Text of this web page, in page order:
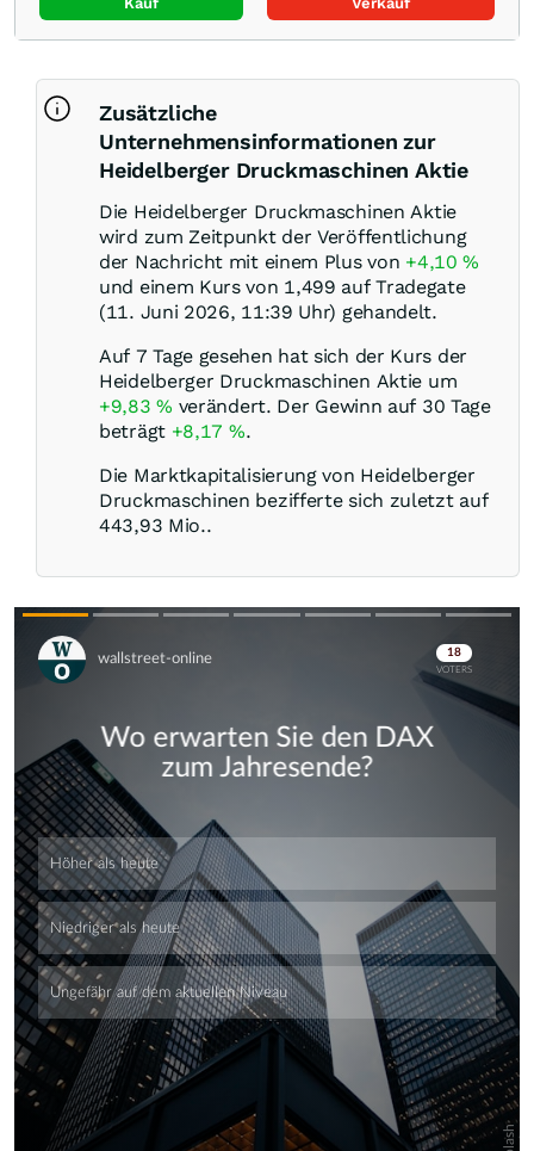
Zusätzliche
Unternehmensinformationen zur
Heidelberger Druckmaschinen Aktie
Die Heidelberger Druckmaschinen Aktie
wird zum Zeitpunkt der Veröffentlichung
der Nachricht mit einem Plus von +4,10%
und einem Kurs von 1,499 auf Tradegate
(11. Juni 2026, 11:39 Uhr) gehandelt.
Auf 7 Tage gesehen hat sich der Kurs der
Heidelberger Druckmaschinen Aktie um
+9,83% verändert. Der Gewinn auf 30 Tage
beträgt +8,17 %.
Die Marktkapitalisierung von Heidelberger
Druckmaschinen bezifferte sich zuletzt auf
443,93 Mio..
Skip
Skip